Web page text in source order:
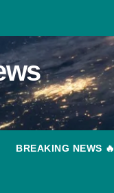
BREAKING NEWS 🔥